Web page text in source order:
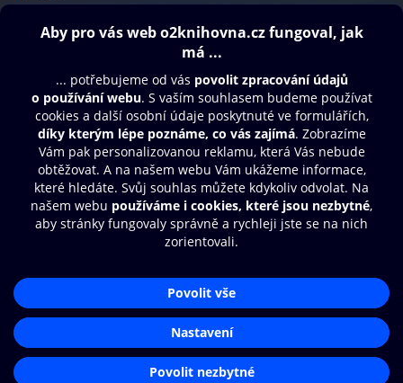
Obsah ke stažení
Moje O2 Knihovna
Další zábava
© O2 Czech Republic a.s.
Přístupnost
Zásady zpracování osobních údajů
Nastavení cookies
Aplikace O2 Knihovna
Čti a poslouchej své e-knihy a
audioknihy rychleji a pohodlněji.